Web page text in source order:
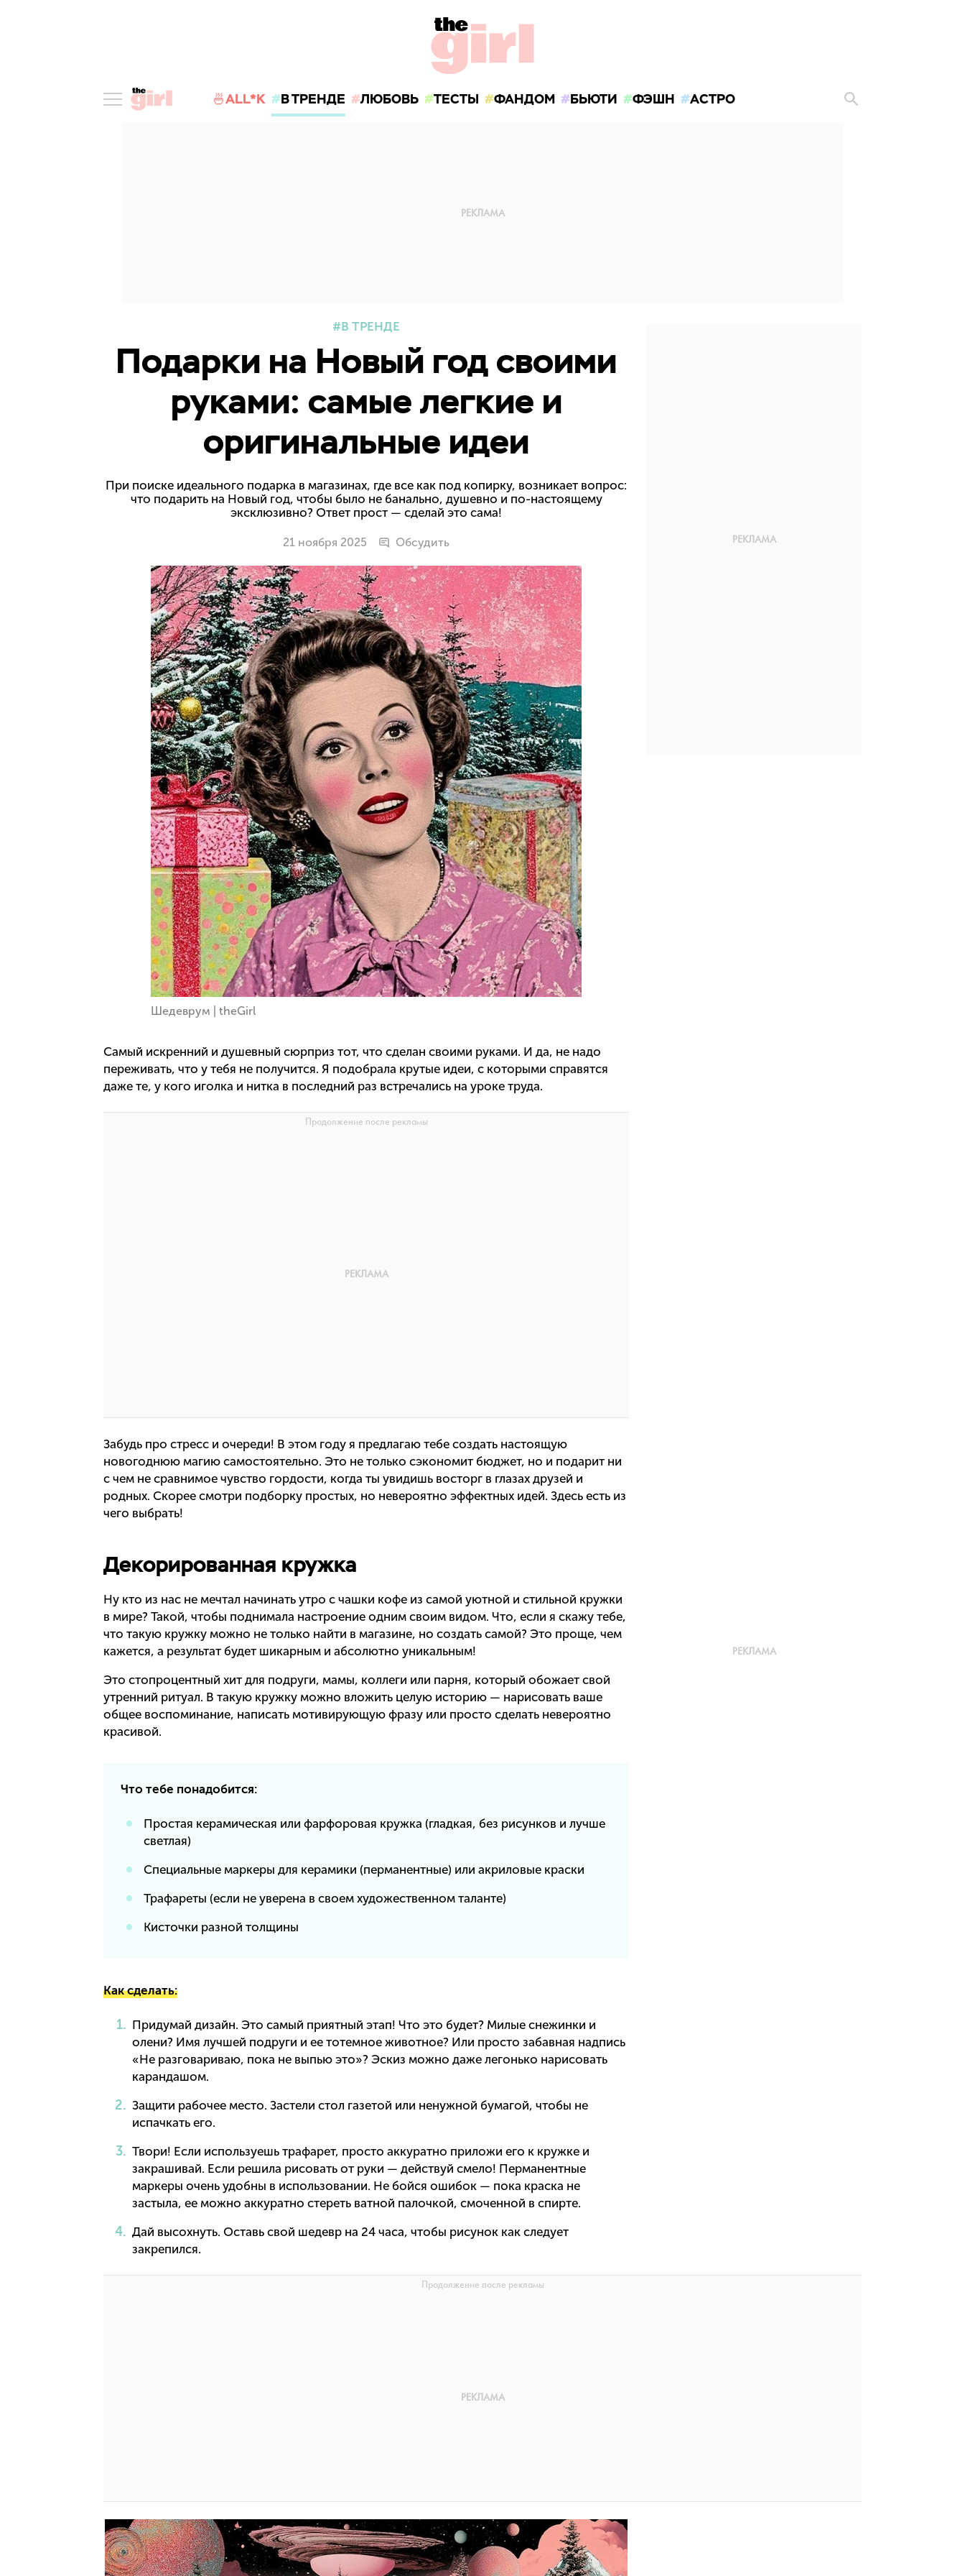
🍜ALL*K В ТРЕНДЕ ЛЮБОВЬ ТЕСТЫ ФАНДОМ БЬЮТИ ФЭШН АСТРО
В ТРЕНДЕ
Подарки на Новый год своими
руками: самые легкие и
оригинальные идеи
При поиске идеального подарка в магазинах, где все как под копирку, возникает вопрос:
что подарить на Новый год, чтобы было не банально, душевно и по-настоящему
эксклюзивно? Ответ прост — сделай это сама!
21 ноября 2025 Обсудить
Шедеврум | theGirl
Самый искренний и душевный сюрприз тот, что сделан своими руками. И да, не надо
переживать, что у тебя не получится. Я подобрала крутые идеи, с которыми справятся
даже те, у кого иголка и нитка в последний раз встречались на уроке труда.
Забудь про стресс и очереди! В этом году я предлагаю тебе создать настоящую
новогоднюю магию самостоятельно. Это не только сэкономит бюджет, но и подарит ни
с чем не сравнимое чувство гордости, когда ты увидишь восторг в глазах друзей и
родных. Скорее смотри подборку простых, но невероятно эффектных идей. Здесь есть из
чего выбрать!
Декорированная кружка
Ну кто из нас не мечтал начинать утро с чашки кофе из самой уютной и стильной кружки
в мире? Такой, чтобы поднимала настроение одним своим видом. Что, если я скажу тебе,
что такую кружку можно не только найти в магазине, но создать самой? Это проще, чем
кажется, а результат будет шикарным и абсолютно уникальным!
Это стопроцентный хит для подруги, мамы, коллеги или парня, который обожает свой
утренний ритуал. В такую кружку можно вложить целую историю — нарисовать ваше
общее воспоминание, написать мотивирующую фразу или просто сделать невероятно
красивой.
Что тебе понадобится:
Простая керамическая или фарфоровая кружка (гладкая, без рисунков и лучше
светлая)
Специальные маркеры для керамики (перманентные) или акриловые краски
Трафареты (если не уверена в своем художественном таланте)
Кисточки разной толщины
Как сделать:
Придумай дизайн. Это самый приятный этап! Что это будет? Милые снежинки и
олени? Имя лучшей подруги и ее тотемное животное? Или просто забавная надпись
«Не разговариваю, пока не выпью это»? Эскиз можно даже легонько нарисовать
карандашом.
Защити рабочее место. Застели стол газетой или ненужной бумагой, чтобы не
испачкать его.
Твори! Если используешь трафарет, просто аккуратно приложи его к кружке и
закрашивай. Если решила рисовать от руки — действуй смело! Перманентные
маркеры очень удобны в использовании. Не бойся ошибок — пока краска не
застыла, ее можно аккуратно стереть ватной палочкой, смоченной в спирте.
Дай высохнуть. Оставь свой шедевр на 24 часа, чтобы рисунок как следует
закрепился.